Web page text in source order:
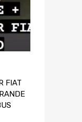
FIAT